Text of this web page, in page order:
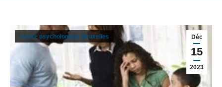
Déc
15
2023
centre psychologique Bruxelles